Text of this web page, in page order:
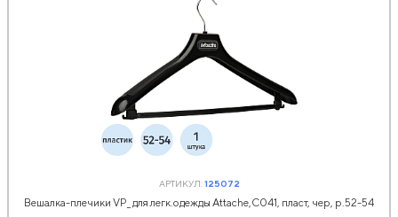
АРТИКУЛ:125072
Вешалка-плечики VP_ для легк.одежды Attache,С041, пласт, чер, р.52-54